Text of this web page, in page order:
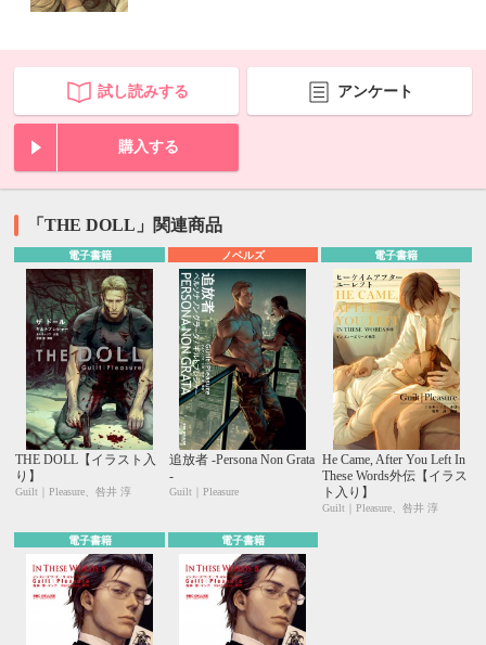
試し読みする アンケート
購入する
「THE DOLL」関連商品
電子書籍
THE DOLL【イラスト入
り】
Guilt｜Pleasure、咎井 淳
ノベルズ
追放者 -Persona Non Grata
-
Guilt｜Pleasure
電子書籍
He Came, After You Left In
These Words外伝【イラス
ト入り】
Guilt｜Pleasure、咎井 淳
電子書籍 電子書籍